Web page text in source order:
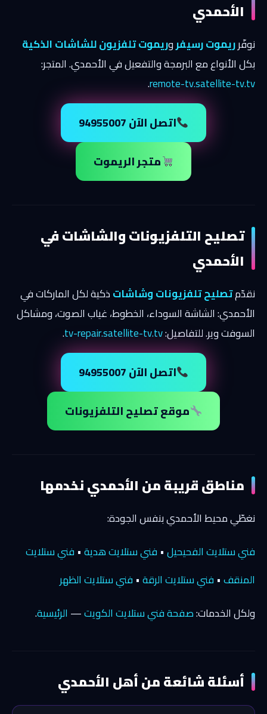
الأحمدي
نوفّرريموت رسيفروريموت تلفزيون للشاشات الذكية
بكل الأنواع مع البرمجة والتفعيل في الأحمدي. المتجر:
remote-tv.satellite-tv.tv
.
اتصل الآن 94955007
متجر الريموت
تصليح التلفزيونات والشاشات في
الأحمدي
نقدّمتصليح تلفزيونات وشاشاتذكية لكل الماركات في
الأحمدي: الشاشة السوداء، الخطوط، غياب الصوت، ومشاكل
السوفت وير. للتفاصيل:tv-repair.satellite-tv.tv
.
اتصل الآن 94955007
موقع تصليح التلفزيونات
مناطق قريبة من الأحمدي نخدمها
نغطّي محيط الأحمدي بنفس الجودة:
فني ستلايت الفحيحيل• فني ستلايت هدية• فني ستلايت
المنقف• فني ستلايت الرقة• فني ستلايت الظهر
ولكل الخدمات:صفحة فني ستلايت الكويت— الرئيسية.
أسئلة شائعة من أهل الأحمدي